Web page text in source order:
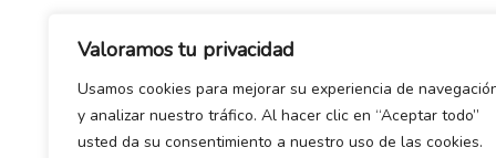
Valoramos tu privacidad
Usamos cookies para mejorar su experiencia de
y analizar nuestro tráfico. Al hacer clic en “Aceptar todo”
usted da su consentimiento a nuestro uso de las cookies.